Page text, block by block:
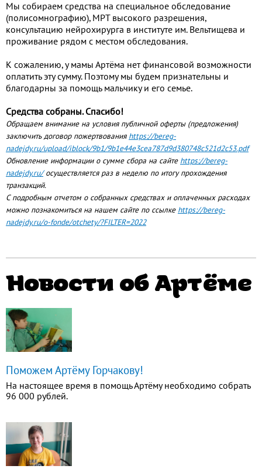
Мы собираем средства на специальное обследование
(полисомнографию), МРТ высокого разрешения,
консультацию нейрохирурга в институте им. Вельтищева и
проживание рядом с местом обследования.
К сожалению, у мамы Артёма нет финансовой возможности
оплатить эту сумму. Поэтому мы будем признательны и
благодарны за помощь мальчику и его семье.
Средства собраны. Спасибо!
Обращаем внимание на условия публичной оферты (предложения)
заключить договор пожертвования https://bereg-
nadejdy.ru/upload/iblock/9b1/9b1e44e3cea787d9d380748c521d2c53.pdf
Обновление информации о сумме сбора на сайте https://bereg-
nadejdy.ru/осуществляется раз в неделю по итогу прохождения
транзакций.
С подробным отчетом о собранных средствах и оплаченных расходах
можно познакомиться на нашем сайте по ссылке https://bereg-
nadejdy.ru/o-fonde/otchety/?FILTER=2022
Новости об Артёме
Поможем Артёму Горчакову!
На настоящее время в помощь Артёму необходимо собрать
96 000 рублей.